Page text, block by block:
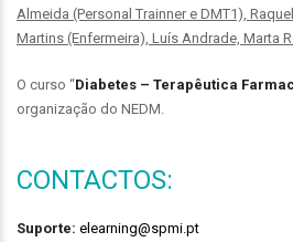
Almeida (Personal Trainner e DMT1),
Martins (Enfermeira), Luís Andrade, Marta
O curso “Diabetes – Terapêutica
organização do NEDM.
CONTACTOS:
Suporte: elearning@spmi.pt